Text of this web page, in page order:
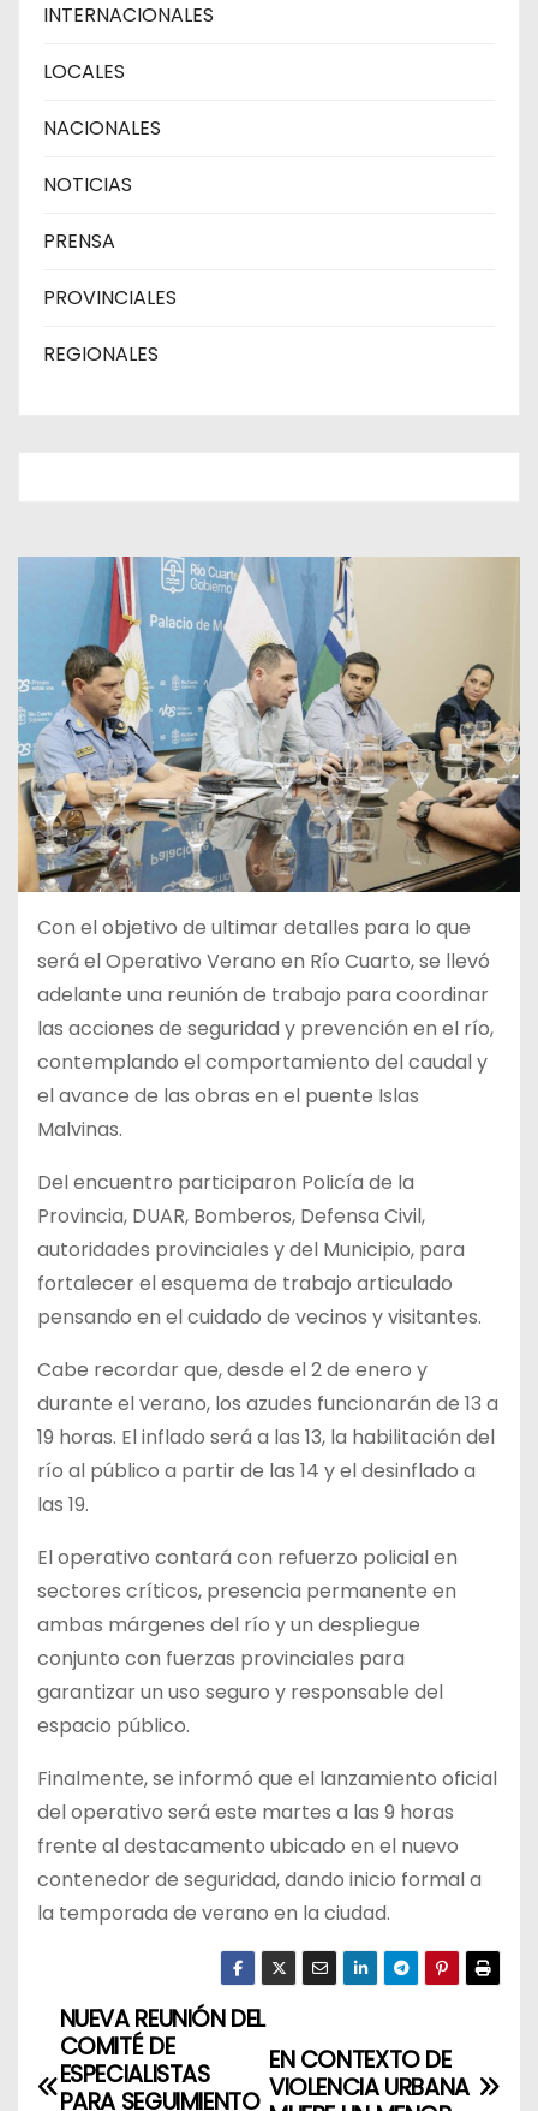
INTERNACIONALES
LOCALES
NACIONALES
NOTICIAS
PRENSA
PROVINCIALES
REGIONALES
Con el objetivo de ultimar detalles para lo que
será el Operativo Verano en Río Cuarto, se llevó
adelante una reunión de trabajo para coordinar
las acciones de seguridad y prevención en el río,
contemplando el comportamiento del caudal y
el avance de las obras en el puente Islas
Malvinas.
Del encuentro participaron Policía de la
Provincia, DUAR, Bomberos, Defensa Civil,
autoridades provinciales y del Municipio, para
fortalecer el esquema de trabajo articulado
pensando en el cuidado de vecinos y visitantes.
Cabe recordar que, desde el 2 de enero y
durante el verano, los azudes funcionarán de 13 a
19 horas. El inflado será a las 13, la habilitación del
río al público a partir de las 14 y el desinflado a
las 19.
El operativo contará con refuerzo policial en
sectores críticos, presencia permanente en
ambas márgenes del río y un despliegue
conjunto con fuerzas provinciales para
garantizar un uso seguro y responsable del
espacio público.
Finalmente, se informó que el lanzamiento oficial
del operativo será este martes a las 9 horas
frente al destacamento ubicado en el nuevo
contenedor de seguridad, dando inicio formal a
la temporada de verano en la ciudad.
N
a
EN CONTEXTO DE
VIOLENCIA URBANA
NUEVA REUNIÓN DEL
COMITÉ DE
ESPECIALISTAS
PARA SEGUIMIENTO